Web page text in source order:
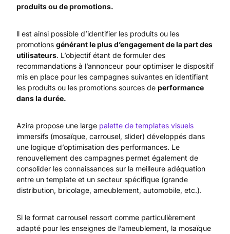
produits ou de promotions.
ll est ainsi possible d’identifier les produits ou les
promotions générant le plus d’engagement de la part des
utilisateurs. L’objectif étant de formuler des
recommandations à l’annonceur pour optimiser le dispositif
mis en place pour les campagnes suivantes en identifiant
les produits ou les promotions sources de performance
dans la durée.
Azira propose une large palette de templates visuels
immersifs (mosaïque, carrousel, slider) développés dans
une logique d’optimisation des performances. Le
renouvellement des campagnes permet également de
consolider les connaissances sur la meilleure adéquation
entre un template et un secteur spécifique (grande
distribution, bricolage, ameublement, automobile, etc.).
Si le format carrousel ressort comme particulièrement
adapté pour les enseignes de l’ameublement, la mosaïque